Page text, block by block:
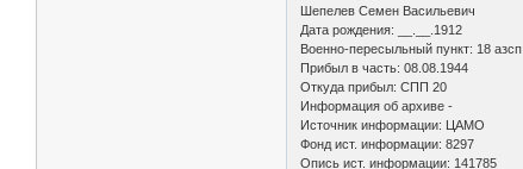
Шепелев Семен Васильевич
Дата рождения: __.__.1912
Военно-пересыльный пункт: 18 азсп
Прибыл в часть: 08.08.1944
Откуда прибыл: СПП 20
Информация об архиве -
Источник информации: ЦАМО
Фонд ист. информации: 8297
Опись ист. информации: 141785